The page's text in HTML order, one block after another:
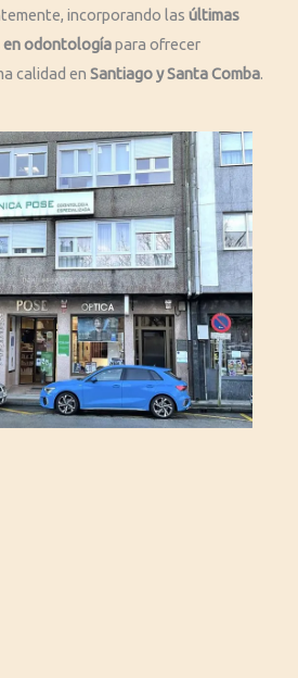
incorporando las últimas
en odontologíapara ofrecer
calidad en Santiago y Santa Comba.